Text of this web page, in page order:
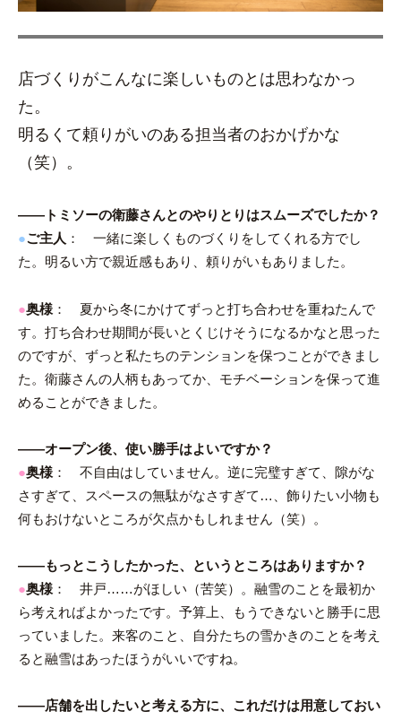
店づくりがこんなに楽しいものとは思わなかっ
た。
明るくて頼りがいのある担当者のおかげかな
（笑）。
――トミソーの衛藤さんとのやりとりはスムーズでしたか？
●ご主人 ： 一緒に楽しくものづくりをしてくれる方でし
た。明るい方で親近感もあり、頼りがいもありました。
●奥様 ： 夏から冬にかけてずっと打ち合わせを重ねたんで
す。打ち合わせ期間が長いとくじけそうになるかなと思った
のですが、ずっと私たちのテンションを保つことができまし
た。衛藤さんの人柄もあってか、モチベーションを保って進
めることができました。
――オープン後、使い勝手はよいですか？
●奥様 ： 不自由はしていません。逆に完璧すぎて、隙がな
さすぎて、スペースの無駄がなさすぎて…、飾りたい小物も
何もおけないところが欠点かもしれません（笑）。
――もっとこうしたかった、というところはありますか？
●奥様 ： 井戸……がほしい（苦笑）。融雪のことを最初か
ら考えればよかったです。予算上、もうできないと勝手に思
っていました。来客のこと、自分たちの雪かきのことを考え
ると融雪はあったほうがいいですね。
――店舗を出したいと考える方に、これだけは用意しておい